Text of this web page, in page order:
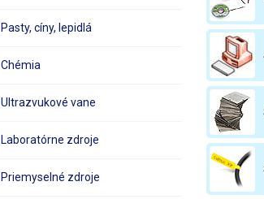
Pasty, cíny, lepidlá
Chémia
Ultrazvukové vane
Laboratórne zdroje
Priemyselné zdroje